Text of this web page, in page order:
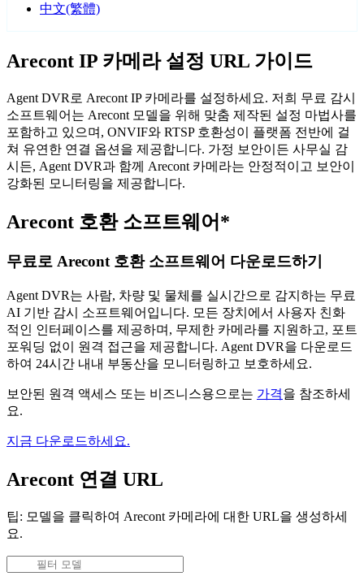
中文(繁體)
Arecont IP 카메라 설정 URL 가이드
Agent DVR로 Arecont IP 카메라를 설정하세요. 저희 무료 감시
소프트웨어는 Arecont 모델을 위해 맞춤 제작된 설정 마법사를
포함하고 있으며, ONVIF와 RTSP 호환성이 플랫폼 전반에 걸
쳐 유연한 연결 옵션을 제공합니다. 가정 보안이든 사무실 감
시든, Agent DVR과 함께 Arecont 카메라는 안정적이고 보안이
강화된 모니터링을 제공합니다.
Arecont 호환 소프트웨어*
무료로 Arecont 호환 소프트웨어 다운로드하기
Agent DVR는 사람, 차량 및 물체를 실시간으로 감지하는 무료
AI 기반 감시 소프트웨어입니다. 모든 장치에서 사용자 친화
적인 인터페이스를 제공하며, 무제한 카메라를 지원하고, 포트
포워딩 없이 원격 접근을 제공합니다. Agent DVR을 다운로드
하여 24시간 내내 부동산을 모니터링하고 보호하세요.
보안된 원격 액세스 또는 비즈니스용으로는 가격을 참조하세
요.
지금 다운로드하세요.
Arecont 연결 URL
팁: 모델을 클릭하여 Arecont 카메라에 대한 URL을 생성하세
요.